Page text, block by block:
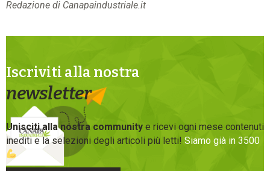
Redazione di Canapaindustriale.it
Iscriviti alla nostra
newsletter
Unisciti alla nostra community e ricevi ogni mese contenuti
inediti e la selezioni degli articoli più letti! Siamo già in 3500